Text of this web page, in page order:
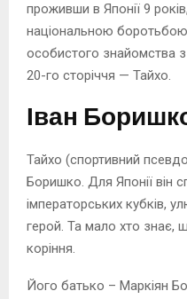
проживши в Японії 9
національною
особистого знайомства
20-го сторіччя — Тайхо.
Іван
Тайхо (спортивний
Боришко. Для Японії він
імператорських кубків,
герой. Та мало хто знає,
коріння.
Його батько – Маркіян